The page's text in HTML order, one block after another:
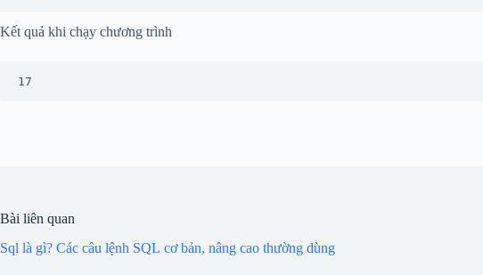
Kết quả khi chạy chương trình
17
Bài liên quan
Sql là gì? Các câu lệnh SQL cơ bản, nâng cao thường dùng